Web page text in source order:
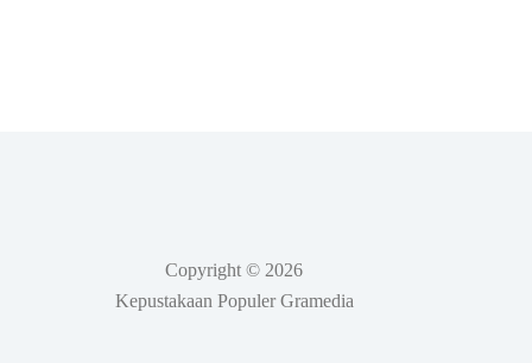
Copyright © 2026
Kepustakaan Populer Gramedia